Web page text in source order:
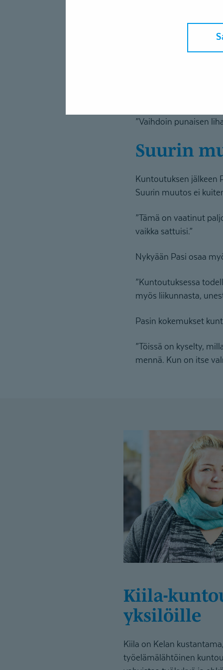
”Vaihdoin punaisen
Suurin
Kuntoutuksen jälkeen
Suurin muutos ei
”Tämä on vaatinut
vaikka sattuisi.”
Nykyään Pasi osaa
”Kuntoutuksessa
myös liikunnasta,
Pasin kokemukset
”Töissä on kyselty,
mennä. Kun on itse
Kiila-kun­toutus
yksilöille
Kiila on Kelan
työelämälähtöinen